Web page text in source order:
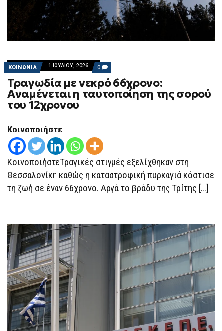
ΚΟΙΝΩΝΙΑ 1 ΙΟΥΛΊΟΥ, 2026 0 COMMENTS
ON
ΤΡΑΓΩΔΊΑ
ΜΕ
ΝΕΚΡΌ
ΣΟΡΟΎ
ΤΟΥ
12ΧΡΟΝΟΥ
Τραγωδία με νεκρό 66χρονο:
Αναμένεται η ταυτοποίηση της σορού
του 12χρονου
Κοινοποιήστε
ΚοινοποιήστεΤραγικές στιγμές εξελίχθηκαν στη
Θεσσαλονίκη καθώς η καταστροφική πυρκαγιά κόστισε
τη ζωή σε έναν 66χρονο. Αργά το βράδυ της Τρίτης […]